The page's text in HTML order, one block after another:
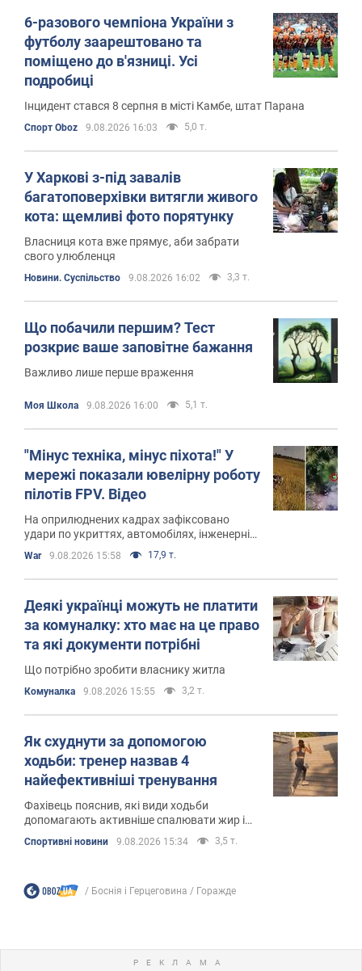
6-разового чемпіона України з
футболу заарештовано та
поміщено до в'язниці. Усі
подробиці
Інцидент стався 8 серпня в місті Камбе, штат Парана
Спорт Oboz 9.08.2026 16:03 5,0 т.
У Харкові з-під завалів
багатоповерхівки витягли живого
кота: щемливі фото порятунку
Власниця кота вже прямує, аби забрати
свого улюбленця
Новини. Суспільство 9.08.2026 16:02 3,3 т.
Що побачили першим? Тест
розкриє ваше заповітне бажання
Важливо лише перше враження
Моя Школа 9.08.2026 16:00 5,1 т.
"Мінус техніка, мінус піхота!" У
мережі показали ювелірну роботу
пілотів FPV. Відео
На оприлюднених кадрах зафіксовано
удари по укриттях, автомобілях, інженерній
техніці та живій силі російських військ
War 9.08.2026 15:58 17,9 т.
Деякі українці можуть не платити
за комуналку: хто має на це право
та які документи потрібні
Що потрібно зробити власнику житла
Комуналка 9.08.2026 15:55 3,2 т.
Як схуднути за допомогою
ходьби: тренер назвав 4
найефективніші тренування
Фахівець пояснив, які види ходьби
допомагають активніше спалювати жир і
покращити витривалість
Спортивні новини 9.08.2026 15:34 3,5 т.
Боснія і Герцеговина Горажде